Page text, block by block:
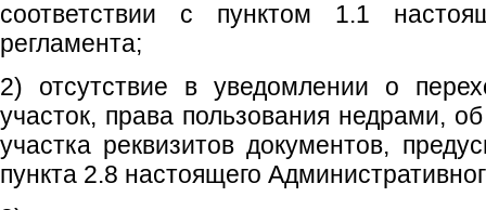
соответствии с пунктом 1.1
регламента;
2) отсутствие в уведомлении о
участок, права пользования недрами,
участка реквизитов документов,
пункта 2.8 настоящего